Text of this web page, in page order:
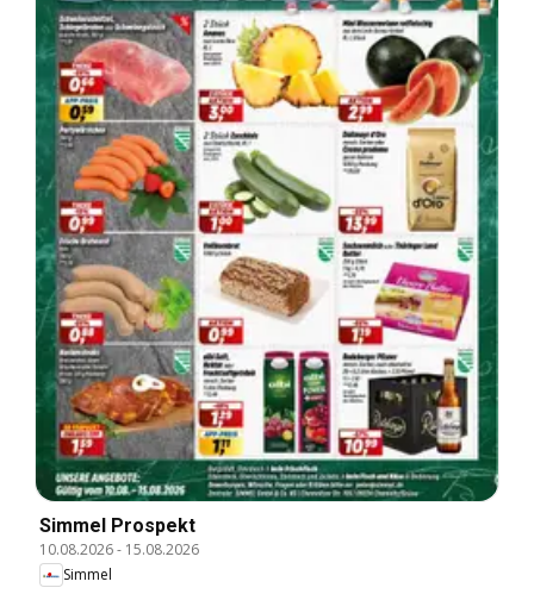
Simmel Prospekt
10.08.2026- 15.08.2026
Simmel